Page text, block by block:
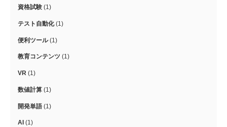
資格試験 (1)
テスト自動化(1)
便利ツール(1)
教育コンテンツ (1)
VR (1)
数値計算 (1)
開発単語 (1)
AI (1)